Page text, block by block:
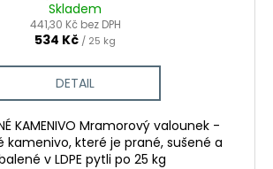
Skladem
441,30 Kč bez DPH
534 Kč / 25 kg
DETAIL
KAMENIVO Mramorový valounek -
které je prané, sušené a
v LDPE pytli po 25 kg